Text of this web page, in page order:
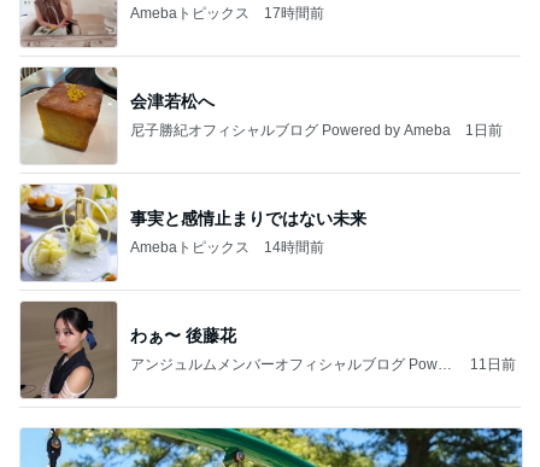
Amebaトピックス 17時間前
会津若松へ
尼子勝紀オフィシャルブログ Powered by Ameba 1日前
事実と感情止まりではない未来
Amebaトピックス 14時間前
わぁ〜 後藤花
アンジュルムメンバーオフィシャルブログ Power
11日前